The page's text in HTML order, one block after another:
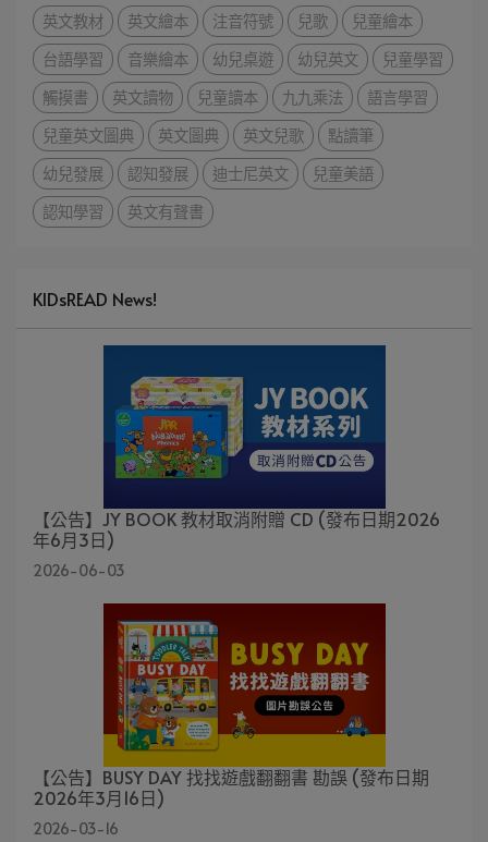
英文教材 英文繪本 注音符號 兒歌
兒童繪本
台語學習
音樂繪本 幼兒桌遊 幼兒英文
兒童學習
觸摸書
英文讀物 兒童讀本 九九乘法
語言學習
兒童英文圖典
英文圖典 英文兒歌
點讀筆
幼兒發展
認知發展 迪士尼英文
兒童美語
認知學習
英文有聲書
KIDsREAD News!
【公告】JY BOOK 教材取消附贈 CD (發布日期2026
年6月3日)
2026-06-03
【公告】BUSY DAY 找找遊戲翻翻書 勘誤 (發布日期
2026年3月16日)
2026-03-16